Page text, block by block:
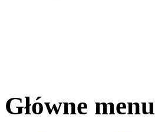
Główne menu